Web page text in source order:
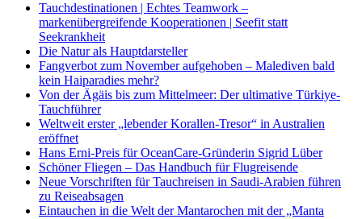
Tauchdestinationen | Echtes Teamwork –
markenübergreifende Kooperationen | Seefit statt
Seekrankheit
Die Natur als Hauptdarsteller
Fangverbot zum November aufgehoben – Malediven bald
kein Haiparadies mehr?
Von der Ägäis bis zum Mittelmeer: Der ultimative Türkiye-
Tauchführer
Weltweit erster „lebender Korallen-Tresor“ in Australien
eröffnet
Hans Erni-Preis für OceanCare-Gründerin Sigrid Lüber
Schöner Fliegen – Das Handbuch für Flugreisende
Neue Vorschriften für Tauchreisen in Saudi-Arabien führen
zu Reiseabsagen
Eintauchen in die Welt der Mantarochen mit der „Manta